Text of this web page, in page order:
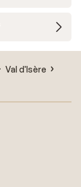
Val d'Isère